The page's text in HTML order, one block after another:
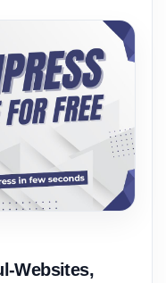
Websites,